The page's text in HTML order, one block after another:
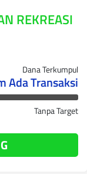
REKREASI
Dana Terkumpul
Ada Transaksi
Tanpa Target